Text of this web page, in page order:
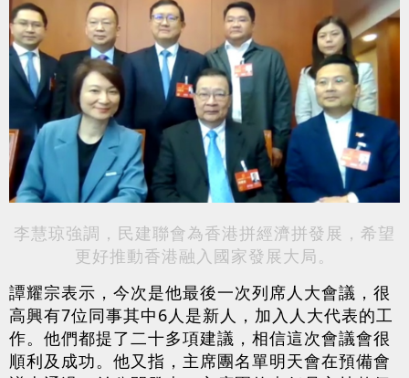
李慧琼強調，民建聯會為香港拼經濟拼發展，希望
更好推動香港融入國家發展大局。
譚耀宗表示，今次是他最後一次列席人大會議，很
高興有7位同事其中6人是新人，加入人大代表的工
作。他們都提了二十多項建議，相信這次會議會很
順利及成功。他又指，主席團名單明天會在預備會